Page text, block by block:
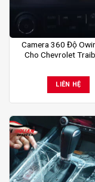
Camera 360 Độ
Cho Chevrolet
LIÊN HỆ